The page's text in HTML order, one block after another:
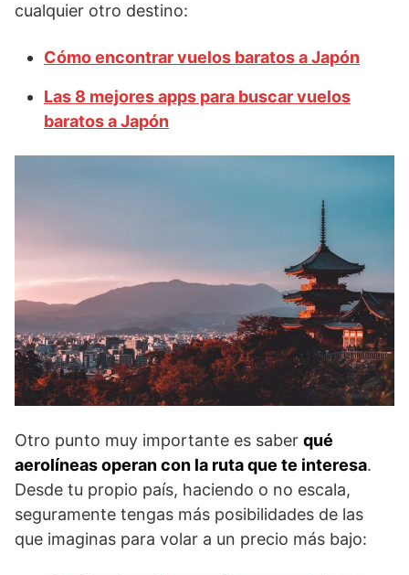
cualquier otro destino:
Cómo encontrar vuelos baratos a Japón
Las 8 mejores apps para buscar vuelos
baratos a Japón
Otro punto muy importante es saber qué
aerolíneas operan con la ruta que te interesa.
Desde tu propio país, haciendo o no escala,
seguramente tengas más posibilidades de las
que imaginas para volar a un precio más bajo: